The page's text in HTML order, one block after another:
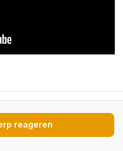
reageren